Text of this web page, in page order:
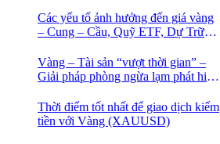
Các yếu tố ảnh hưởng đến giá vàng
– Cung – Cầu, Quỹ ETF, Dự Trữ
Vàng – Tài sản “vượt thời gian” –
Giải pháp phòng ngừa lạm phát hiệu
Thời điểm tốt nhất để giao dịch kiếm
tiền với Vàng (XAUUSD)